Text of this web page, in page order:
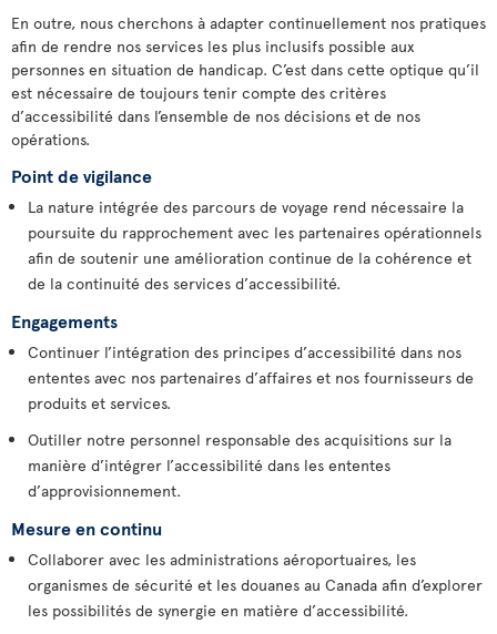
En outre, nous cherchons à adapter continuellement nos pratiques
afin de rendre nos services les plus inclusifs possible aux
personnes en situation de handicap. C’est dans cette optique qu’il
est nécessaire de toujours tenir compte des critères
d’accessibilité dans l’ensemble de nos décisions et de nos
opérations.
Point de vigilance
La nature intégrée des parcours de voyage rend nécessaire la
poursuite du rapprochement avec les partenaires opérationnels
afin de soutenir une amélioration continue de la cohérence et
de la continuité des services d’accessibilité.
Engagements
Continuer l’intégration des principes d’accessibilité dans nos
ententes avec nos partenaires d’affaires et nos fournisseurs de
produits et services.
Outiller notre personnel responsable des acquisitions sur la
manière d’intégrer l’accessibilité dans les ententes
d’approvisionnement.
Mesure en continu
Collaborer avec les administrations aéroportuaires, les
organismes de sécurité et les douanes au Canada afin d’explorer
les possibilités de synergie en matière d’accessibilité.